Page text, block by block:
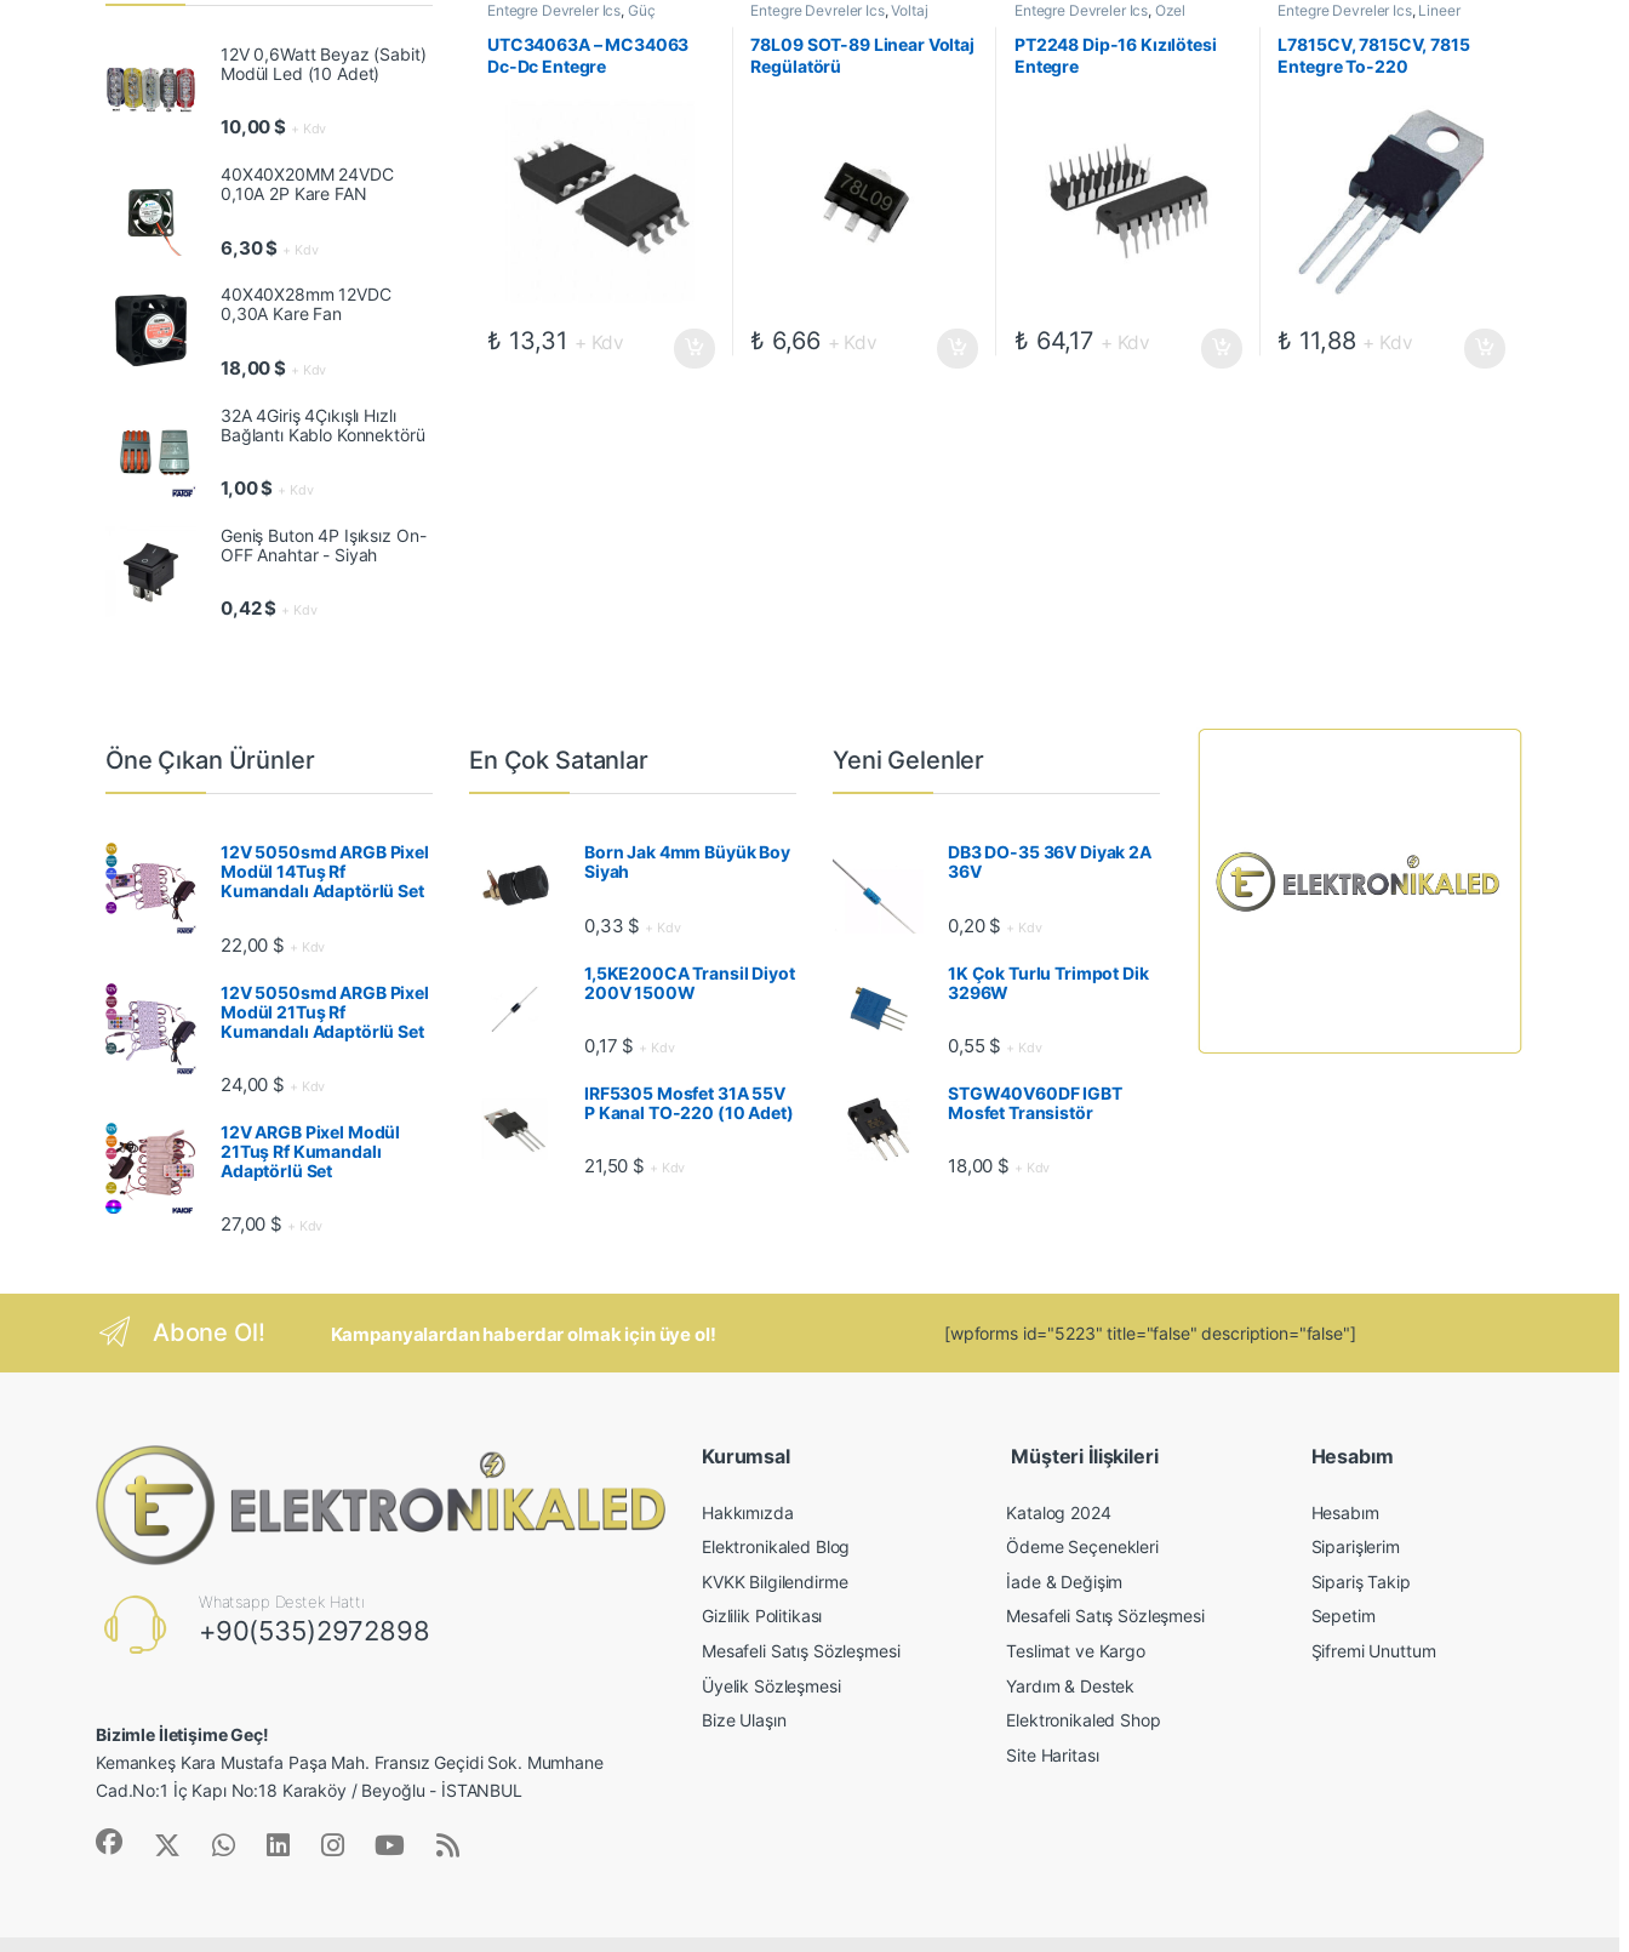
Entegre Devreler Ics, Güç
Entegreleri
UTC34063A – MC34063
Dc-Dc Entegre
₺ 13,31 + Kdv
Entegre Devreler Ics,Voltaj
Regülatörleri
78L09 SOT-89 Linear Voltaj
Regülatörü
₺ 6,66 + Kdv
Entegre Devreler Ics, Özel
Entegreler
PT2248 Dip-16 Kızılötesi
Entegre
₺ 64,17 + Kdv
Entegre Devreler Ics, Lineer
Entegreler
L7815CV, 7815CV, 7815
Entegre To-220
₺ 11,88 + Kdv
12V 0,6Watt Beyaz (Sabit)
Modül Led (10 Adet)
10,00$ + Kdv
40X40X20MM 24VDC
0,10A 2P Kare FAN
6,30$ + Kdv
40X40X28mm 12VDC
0,30A Kare Fan
18,00$ + Kdv
32A 4Giriş 4Çıkışlı Hızlı
Bağlantı Kablo Konnektörü
1,00$ + Kdv
Geniş Buton 4P Işıksız On-
OFF Anahtar - Siyah
0,42$ + Kdv
Öne Çıkan Ürünler
12V 5050smd ARGB Pixel
Modül 14Tuş Rf
Kumandalı Adaptörlü Set
22,00 $ + Kdv
12V 5050smd ARGB Pixel
Modül 21Tuş Rf
Kumandalı Adaptörlü Set
24,00 $ + Kdv
12V ARGB Pixel Modül
21Tuş Rf Kumandalı
Adaptörlü Set
27,00 $ + Kdv
En Çok Satanlar
Born Jak 4mm Büyük Boy
Siyah
0,33 $ + Kdv
1,5KE200CA Transil Diyot
200V 1500W
0,17 $ + Kdv
IRF5305 Mosfet 31A 55V
P Kanal TO-220 (10 Adet)
21,50 $ + Kdv
Yeni Gelenler
DB3 DO-35 36V Diyak 2A
36V
0,20 $ + Kdv
1K Çok Turlu Trimpot Dik
3296W
0,55 $ + Kdv
STGW40V60DF IGBT
Mosfet Transistör
18,00 $ + Kdv
Abone Ol! Kampanyalardan haberdar olmak için üye ol! [wpforms id="5223" title="false" description="false"]
Whatsapp Destek Hattı
+90(535)2972898
Bizimle İletişime Geç!
Kemankeş Kara Mustafa Paşa Mah. Fransız Geçidi Sok. Mumhane
Cad.No:1 İç Kapı No:18 Karaköy / Beyoğlu - İSTANBUL
Kurumsal
Hakkımızda
Elektronikaled Blog
KVKK Bilgilendirme
Gizlilik Politikası
Mesafeli Satış Sözleşmesi
Üyelik Sözleşmesi
Bize Ulaşın
Müşteri İlişkileri
Katalog 2024
Ödeme Seçenekleri
İade & Değişim
Mesafeli Satış Sözleşmesi
Teslimat ve Kargo
Yardım & Destek
Elektronikaled Shop
Site Haritası
Hesabım
Hesabım
Siparişlerim
Sipariş Takip
Sepetim
Şifremi Unuttum